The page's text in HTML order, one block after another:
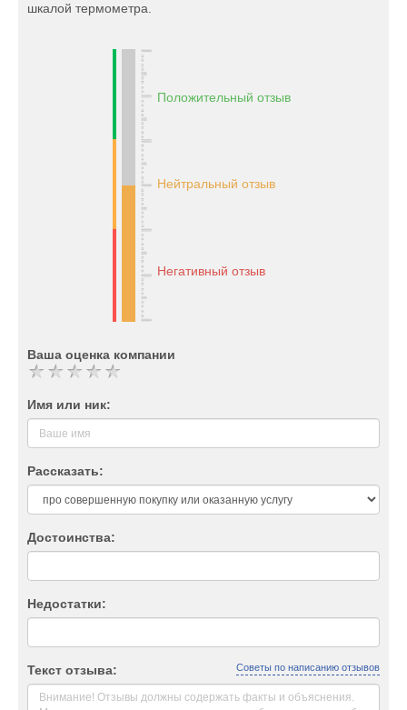
шкалой термометра.
Положительный отзыв
Нейтральный отзыв
Негативный отзыв
Ваша оценка компании
Имя или ник:
Рассказать:
Достоинства:
Недостатки:
Текст отзыва: Советы по написанию отзывов